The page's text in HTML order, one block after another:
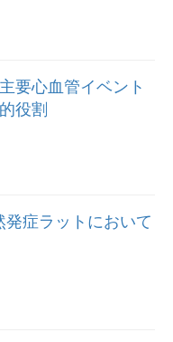
要心血管イベント
役割
症ラットにおいて